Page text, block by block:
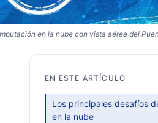
en la nube con vista aérea del
EN ESTE ARTÍCULO
Los principales desafíos
en la nube